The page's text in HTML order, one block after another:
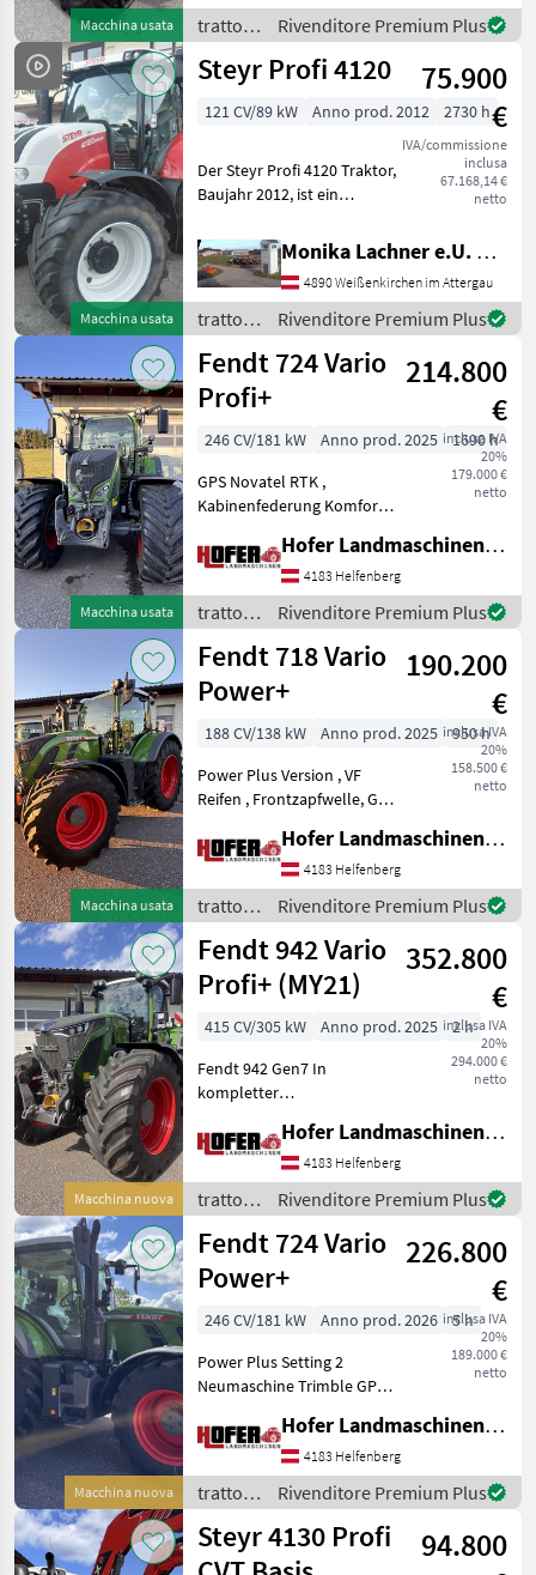
Macchina usata
Gesamtgewicht: 10.450 kg
De
trattori
/ John
Deere
Rivenditore Premium Plus
Macchina usata
Steyr Profi 4120
75.900
€
IVA/commissione
inclusa
67.168,14 €
netto
121 CV/89 kW Anno prod. 2012 2730 h
Der Steyr Profi 4120 Traktor,
Baujahr 2012, ist ein
vielseitiger Standardtraktor,
der sich ideal für den
Einsatz im Grünland eignet.
Mit einer M
Monika Lachner e.U. Maschinenhandel
4890 Weißenkirchen im Attergau
trattori
/ Steyr
Rivenditore Premium Plus
Macchina usata
Fendt 724 Vario
Profi+
214.800
€
inclusa IVA
20%
179.000 €
netto
246 CV/181 kW Anno prod. 2025
1690 h
GPS Novatel RTK ,
Kabinenfederung Komfort (
Entertainment Paket ,
DUDK Steuergeräte,
Entlastungsregelung am
Frontkraftheber, Micheli
Hofer Landmaschinen Handels GmbH.
4183 Helfenberg
trattori
/ Fendt
Rivenditore Premium Plus
Macchina usata
Fendt 718 Vario
Power+
190.200
€
inclusa IVA
20%
158.500 €
netto
188 CV/138 kW Anno prod. 2025
950 h
Power Plus Version , VF
Reifen , Frontzapfwelle, GPS
Hydraulischer Oberlenker.
trazione: Trazione integrale,
Cambio continuo (CVT),
Piattaforma: Ca
Hofer Landmaschinen Handels GmbH.
4183 Helfenberg
trattori
/ Fendt
Rivenditore Premium Plus
Macchina nuova
Fendt 942 Vario
Profi+ (MY21)
352.800
€
inclusa IVA
20%
294.000 €
netto
415 CV/305 kW Anno prod. 2025
2 h
Fendt 942 Gen7 In
kompletter
Rückfahreinrichtung !
Frontzapfwelle! Gps Volle
Werksgarantie! Noch keine
Registrierung ! trazione:
Trazi
Hofer Landmaschinen Handels GmbH.
4183 Helfenberg
trattori
/ Fendt
Rivenditore Premium Plus
Macchina nuova
Fendt 724 Vario
Power+
226.800
€
inclusa IVA
20%
189.000 €
netto
246 CV/181 kW Anno prod. 2026
5 h
Power Plus Setting 2
Neumaschine Trimble GPS
DUDK Steuergeräte LED VF
Reifen Werksgarantie
Frontzapfwelle kann gegen
Aufpreis nac
Hofer Landmaschinen Handels GmbH.
4183 Helfenberg
trattori
/ Fendt
Rivenditore Premium Plus
Steyr 4130 Profi
94.800